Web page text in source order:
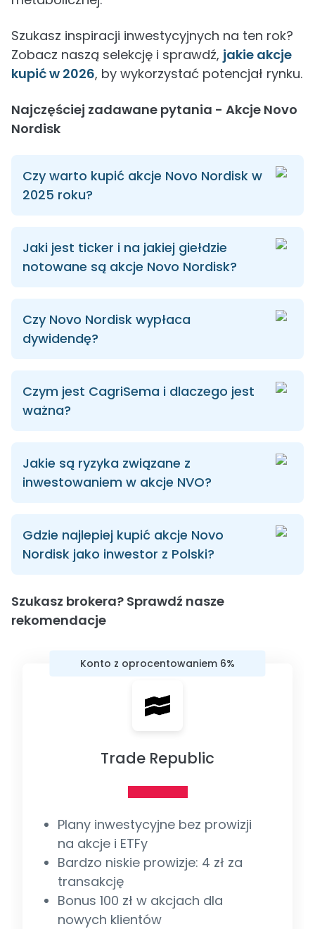
Szukasz inspiracji inwestycyjnych na ten rok?
Zobacz naszą selekcję i sprawdź, jakie akcje
kupić w 2026, by wykorzystać potencjał rynku.
Najczęściej zadawane pytania - Akcje Novo
Nordisk
Czy warto kupić akcje Novo Nordisk w
2025 roku?
Jaki jest ticker i na jakiej giełdzie
notowane są akcje Novo Nordisk?
Czy Novo Nordisk wypłaca
dywidendę?
Czym jest CagriSema i dlaczego jest
ważna?
Jakie są ryzyka związane z
inwestowaniem w akcje NVO?
Gdzie najlepiej kupić akcje Novo
Nordisk jako inwestor z Polski?
Szukasz brokera? Sprawdź nasze
rekomendacje
Konto z oprocentowaniem 6%
Trade Republic
Plany inwestycyjne bez prowizji
na akcje i ETFy
Bardzo niskie prowizje: 4 zł za
transakcję
Bonus 100 zł w akcjach dla
nowych klientów